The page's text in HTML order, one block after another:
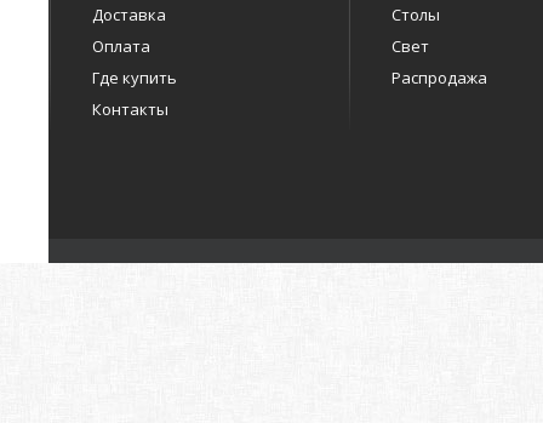
Доставка
Оплата
Где купить
Контакты
Столы
Свет
Распродажа